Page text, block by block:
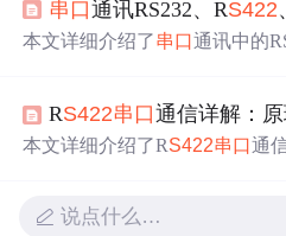
率实测、串口故障排查（如仅
传输验证方法，提供完整嵌入
10个接收器，而RS-485支持半
2个节点。这些标准常用于远距
串口通讯RS232、RS422
本文详细介绍了串口通讯中的
了三者在通讯距离、连接设备
最后分享了嵌入式学习资料。
RS422串口通信详解：
本文详细介绍了RS422串口通
置，并与RS485和RS232进行
说点什么…